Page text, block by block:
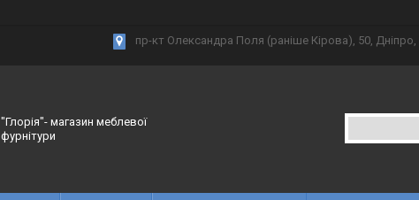
пр-кт Олександра Поля (раніше Кірова), 50, Дніпро,
"Глорія"- магазин меблевої
фурнітури